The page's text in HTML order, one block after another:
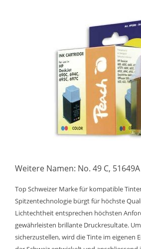
Weitere Namen: No. 49 C, 51649A
Top Schweizer Marke für kompatible
Spitzentechnologie bürgt für höchste
Lichtechtheit entsprechen höchsten
gewährleisten brillante Druckresultate.
sicherzustellen, wird die Tinte im eigenen